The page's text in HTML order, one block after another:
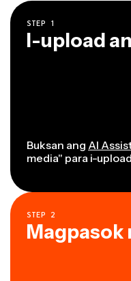
STEP 1
I-upload
Buksan ang AI
media" para i-
STEP 2